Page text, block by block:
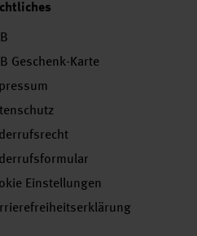
Geschenk-Karte
Einstellungen